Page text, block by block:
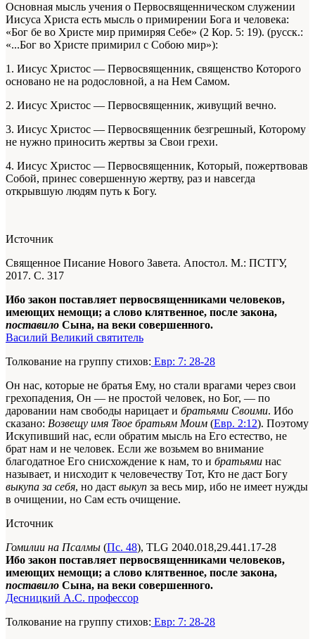
Основная мысль учения о Первосвященническом служении
Иисуса Христа есть мысль о примирении Бога и человека:
«Бог бе во Христе мир примиряя Себе» (2 Кор. 5: 19). (русск.:
«...Бог во Христе примирил с Собою мир»):
1. Иисус Христос — Первосвященник, священство Которого
основано не на родословной, а на Нем Самом.
2. Иисус Христос — Первосвященник, живущий вечно.
3. Иисус Христос — Первосвященник безгрешный, Которому
не нужно приносить жертвы за Свои грехи.
4. Иисус Христос — Первосвященник, Который, пожертвовав
Собой, принес совершенную жертву, раз и навсегда
открывшую людям путь к Богу.
Источник
Священное Писание Нового Завета. Апостол. М.: ПСТГУ,
2017. С. 317
Ибо закон поставляет первосвященниками человеков,
имеющих немощи; а слово клятвенное, после закона,
поставило Сына, на веки совершенного.
Василий Великий святитель
Толкование на группу стихов: Евр: 7: 28-28
Он нас, которые не братья Ему, но стали врагами через свои
грехопадения, Он — не простой человек, но Бог, — по
даровании нам свободы нарицает и братьями Своими. Ибо
сказано: Возвещу имя Твое братьям Моим (Евр. 2:12). Поэтому
Искупивший нас, если обратим мысль на Его естество, не
брат нам и не человек. Если же возьмем во внимание
благодатное Его снисхождение к нам, то и братьями нас
называет, и нисходит к человечеству Тот, Кто не даст Богу
выкупа за себя, но даст выкуп за весь мир, ибо не имеет нужды
в очищении, но Сам есть очищение.
Источник
Гомилии на Псалмы (Пс. 48), TLG 2040.018,29.441.17-28
Ибо закон поставляет первосвященниками человеков,
имеющих немощи; а слово клятвенное, после закона,
поставило Сына, на веки совершенного.
Десницкий А.С. профессор
Толкование на группу стихов: Евр: 7: 28-28